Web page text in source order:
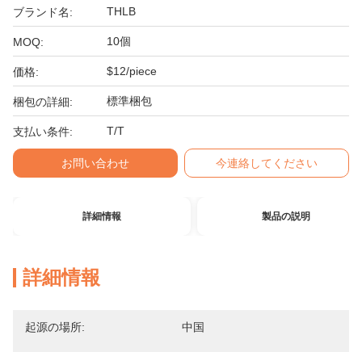
ブランド名: THLB
MOQ: 10個
価格: $12/piece
梱包の詳細: 標準梱包
支払い条件: T/T
お問い合わせ 今連絡してください
詳細情報 製品の説明
詳細情報
起源の場所: 中国